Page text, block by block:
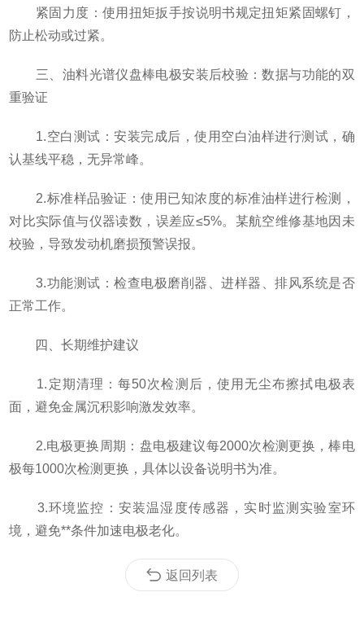
紧固力度：使用扭矩扳手按说明书规定扭矩紧固螺钉，
防止松动或过紧。
三、油料光谱仪盘棒电极安装后校验：数据与功能的双
重验证
1.空白测试：安装完成后，使用空白油样进行测试，确
认基线平稳，无异常峰。
2.标准样品验证：使用已知浓度的标准油样进行检测，
对比实际值与仪器读数，误差应≤5%。某航空维修基地因未
校验，导致发动机磨损预警误报。
3.功能测试：检查电极磨削器、进样器、排风系统是否
正常工作。
四、长期维护建议
1.定期清理：每50次检测后，使用无尘布擦拭电极表
面，避免金属沉积影响激发效率。
2.电极更换周期：盘电极建议每2000次检测更换，棒电
极每1000次检测更换，具体以设备说明书为准。
3.环境监控：安装温湿度传感器，实时监测实验室环
境，避免**条件加速电极老化。
返回列表